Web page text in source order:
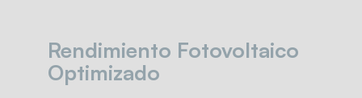
Rendimiento Fotovoltaico
Optimizado